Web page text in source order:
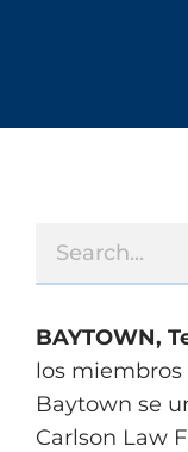
BAYTOWN,
los
Baytown se
Carlson Law